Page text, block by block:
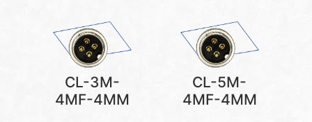
CL-3M-
4MF-4MM
CL-5M-
4MF-4MM